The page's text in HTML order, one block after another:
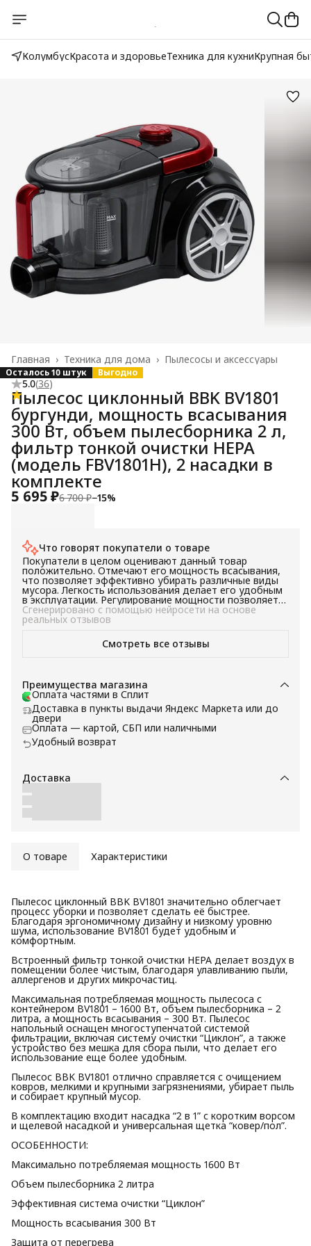
КолумбусКрасота и здоровьеТехника для кухниКрупная
Пылесосы и аксессуары
Техника для дома ›
Главная ›
Осталось 10 штук Выгодно
5.0(36)
Пылесос циклонный BBK BV1801
бургунди, мощность всасывания
300 Вт, объем пылесборника 2 л,
фильтр тонкой очистки НЕРА
(модель FBV1801H), 2 насадки в
комплекте
5 695 ₽6 700 ₽−15%
Что говорят покупатели о товаре
Покупатели в целом оценивают данный товар
положительно. Отмечают его мощность всасывания,
что позволяет эффективно убирать различные виды
мусора. Легкость использования делает его удобным
в эксплуатации. Регулирование мощности позволяет
адаптировать уровень всасывания под конкретные
условия уборки. Большинство покупателей
рекомендуют данный товар к покупке.
Сгенерировано с помощью нейросети на основе
реальных отзывов
Смотреть все отзывы
Преимущества магазина
Оплата частями в Сплит
Доставка в пункты выдачи Яндекс Маркета или до
двери
Оплата — картой, СБП или наличными
Удобный возврат
Доставка
О товаре Характеристики
Пылесос циклонный BBK BV1801 значительно облегчает
процесс уборки и позволяет сделать её быстрее.
Благодаря эргономичному дизайну и низкому уровню
шума, использование BV1801 будет удобным и
комфортным.
Встроенный фильтр тонкой очистки HEPA делает воздух в
помещении более чистым, благодаря улавливанию пыли,
аллергенов и других микрочастиц.
Максимальная потребляемая мощность пылесоса с
контейнером BV1801 – 1600 Вт, объем пылесборника – 2
литра, а мощность всасывания – 300 Вт. Пылесос
напольный оснащен многоступенчатой системой
фильтрации, включая систему очистки “Циклон”, а также
устройство без мешка для сбора пыли, что делает его
использование еще более удобным.
Пылесос BBK BV1801 отлично справляется с очищением
ковров, мелкими и крупными загрязнениями, убирает пыль
и собирает крупный мусор.
В комплектацию входит насадка “2 в 1” с коротким ворсом
и щелевой насадкой и универсальная щетка “ковер/пол”.
ОСОБЕННОСТИ:
Максимально потребляемая мощность 1600 Вт
Объем пылесборника 2 литра
Эффективная система очистки “Циклон”
Мощность всасывания 300 Вт
Защита от перегрева